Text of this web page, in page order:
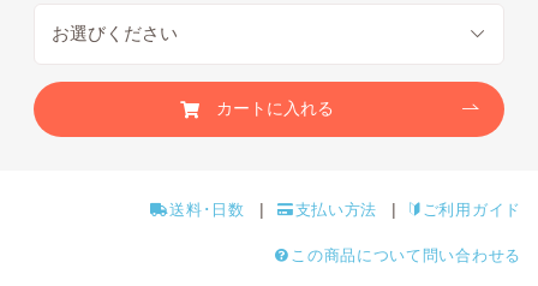
カートに入れる
送料･日数 支払い方法 ご利用ガイド
この商品について問い合わせる